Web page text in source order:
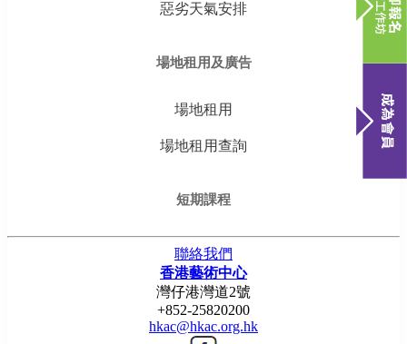
惡劣天氣安排
場地租用及廣告
場地租用
場地租用查詢
短期課程
聯絡我們
香港藝術中心
灣仔港灣道2號
+852-25820200
hkac@hkac.org.hk